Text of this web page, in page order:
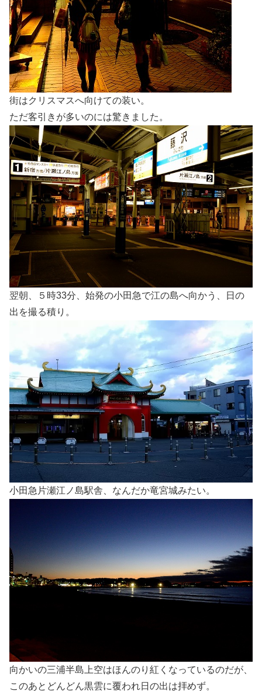
街はクリスマスへ向けての装い。
ただ客引きが多いのには驚きました。
翌朝、５時33分、始発の小田急で江の島へ向かう、日の
出を撮る積り。
小田急片瀬江ノ島駅舎、なんだか竜宮城みたい。
向かいの三浦半島上空はほんのり紅くなっているのだが、
このあとどんどん黒雲に覆われ日の出は拝めず。